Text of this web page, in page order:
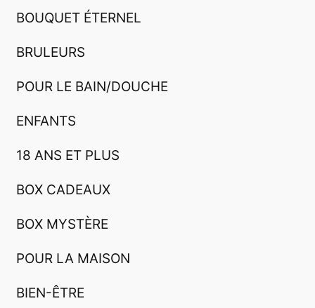
BOUQUET ÉTERNEL
BRULEURS
POUR LE BAIN/DOUCHE
ENFANTS
18 ANS ET PLUS
BOX CADEAUX
BOX MYSTÈRE
POUR LA MAISON
BIEN-ÊTRE